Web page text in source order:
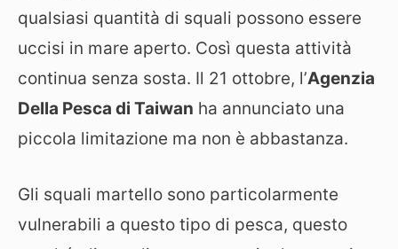
qualsiasi quantità di squali possono essere
uccisi in mare aperto. Così questa attività
continua senza sosta. Il 21 ottobre, l’Agenzia
Della Pesca di Taiwan ha annunciato una
piccola limitazione ma non è abbastanza.
Gli squali martello sono particolarmente
vulnerabili a questo tipo di pesca, questo